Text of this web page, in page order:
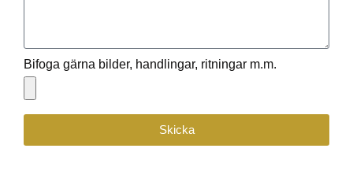
Bifoga gärna bilder, handlingar, ritningar m.m.
Skicka